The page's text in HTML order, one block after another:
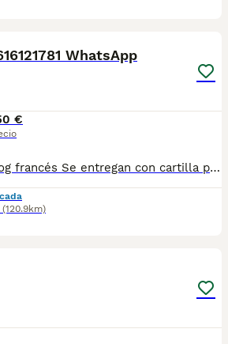
WhatsApp
€
Cachorritos de bulldog francés Se entregan con cartilla pasaporte Desparasitados y vacunados a su correspondiente edad Criados en ambiente familiar y en montaña ⛰️para más información al WhatsApp de 616121781 por red normal no tengo cobertura un saludo y gracias
(120.9km)